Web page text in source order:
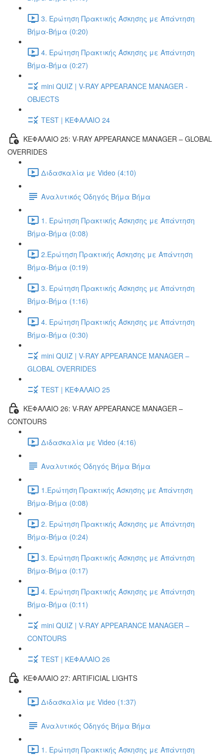
3. Ερώτηση Πρακτικής Άσκησης με Απάντηση
Βήμα-Βήμα (0:20)
4. Ερώτηση Πρακτικής Άσκησης με Απάντηση
Βήμα-Βήμα (0:27)
mini QUIZ | V-RAY APPEARANCE MANAGER -
OBJECTS
TEST | ΚΕΦΑΛΑΙΟ 24
ΚΕΦΑΛΑΙΟ 25: V-RAY APPEARANCE MANAGER – GLOBAL
OVERRIDES
Διδασκαλία με Video (4:10)
Αναλυτικός Οδηγός Βήμα Βήμα
1. Ερώτηση Πρακτικής Άσκησης με Απάντηση
Βήμα-Βήμα (0:08)
2.Ερώτηση Πρακτικής Άσκησης με Απάντηση
Βήμα-Βήμα (0:19)
3. Ερώτηση Πρακτικής Άσκησης με Απάντηση
Βήμα-Βήμα (1:16)
4. Ερώτηση Πρακτικής Άσκησης με Απάντηση
Βήμα-Βήμα (0:30)
mini QUIZ | V-RAY APPEARANCE MANAGER –
GLOBAL OVERRIDES
TEST | ΚΕΦΑΛΑΙΟ 25
ΚΕΦΑΛΑΙΟ 26: V-RAY APPEARANCE MANAGER –
CONTOURS
Διδασκαλία με Video (4:16)
Αναλυτικός Οδηγός Βήμα Βήμα
1.Ερώτηση Πρακτικής Άσκησης με Απάντηση
Βήμα-Βήμα (0:08)
2. Ερώτηση Πρακτικής Άσκησης με Απάντηση
Βήμα-Βήμα (0:24)
3. Ερώτηση Πρακτικής Άσκησης με Απάντηση
Βήμα-Βήμα (0:17)
4. Ερώτηση Πρακτικής Άσκησης με Απάντηση
Βήμα-Βήμα (0:11)
mini QUIZ | V-RAY APPEARANCE MANAGER –
CONTOURS
TEST | ΚΕΦΑΛΑΙΟ 26
ΚΕΦΑΛΑΙΟ 27: ARTIFICIAL LIGHTS
Διδασκαλία με Video (1:37)
Αναλυτικός Οδηγός Βήμα Βήμα
1. Ερώτηση Πρακτικής Άσκησης με Απάντηση